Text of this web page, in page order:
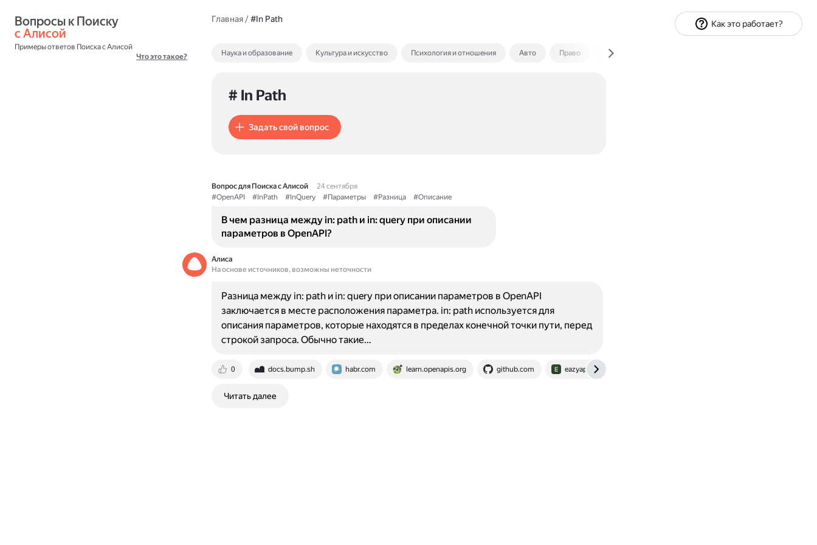
с Алисой
Примеры ответов Поиска с Алисой
Что это такое?
Главная/#In Path
Наука и образование Культура и искусство Психология и отношения Авто Право Экономика и финансы
# In Path
Задать свой вопрос
Вопрос для Поиска с Алисой
24 сентября
#OpenAPI
#InPath #InQuery #Параметры #Разница #Описание
В чем разница между in: path и in: query при описании
параметров в OpenAPI?
Алиса
На основе источников, возможны неточности
0 docs.bump.sh habr.com learn.openapis.org github.com eazyapi-1.gitbook.io
Разница между in: path и in: query при описании параметров в OpenAPI
заключается в месте расположения параметра. in: path используется для
описания параметров, которые находятся в пределах конечной точки пути, перед
строкой запроса. Обычно такие…
Читать далее
Как это работает?